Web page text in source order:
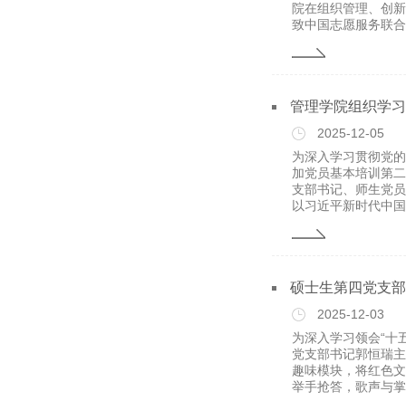
院在组织管理、创
致中国志愿服务联
管理学院组织学
2025-12-05
为深入学习贯彻党
加党员基本培训第
支部书记、师生党
以习近平新时代中
硕士生第四党支
2025-12-03
为深入学习领会“十
党支部书记郭恒瑞
趣味模块，将红色
举手抢答，歌声与